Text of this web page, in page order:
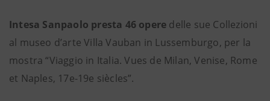
Intesa Sanpaolo presta 46 opere delle sue Collezioni
al museo d’arte Villa Vauban in Lussemburgo, per la
mostra “Viaggio in Italia. Vues de Milan, Venise, Rome
et Naples, 17e-19e siècles”.